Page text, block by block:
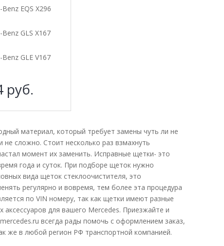
EQS X296
GLS X167
GLE V167
руб.
материал, который требует замены чуть ли не
сложно. Стоит несколько раз взмахнуть
момент их заменить. Исправные щетки- это
года и суток. При подборе щеток нужно
вида щеток стеклоочистителя, это
регулярно и вовремя, тем более эта процедура
по VIN номеру, так как щетки имеют разные
для вашего Mercedes. Приезжайте и
всегда рады помочь с оформлением заказ,
же в любой регион РФ транспортной компанией.